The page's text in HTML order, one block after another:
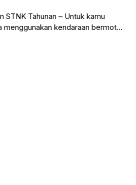
STNK Tahunan – Untuk kamu
kendaraan bermotor